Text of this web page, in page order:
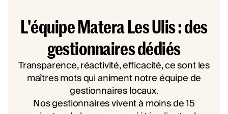
L'équipe Matera Les Ulis : des
gestionnaires dédiés
Transparence, réactivité, efficacité, ce sont les
maîtres mots qui animent notre équipe de
gestionnaires locaux.
Nos gestionnaires vivent à moins de 15